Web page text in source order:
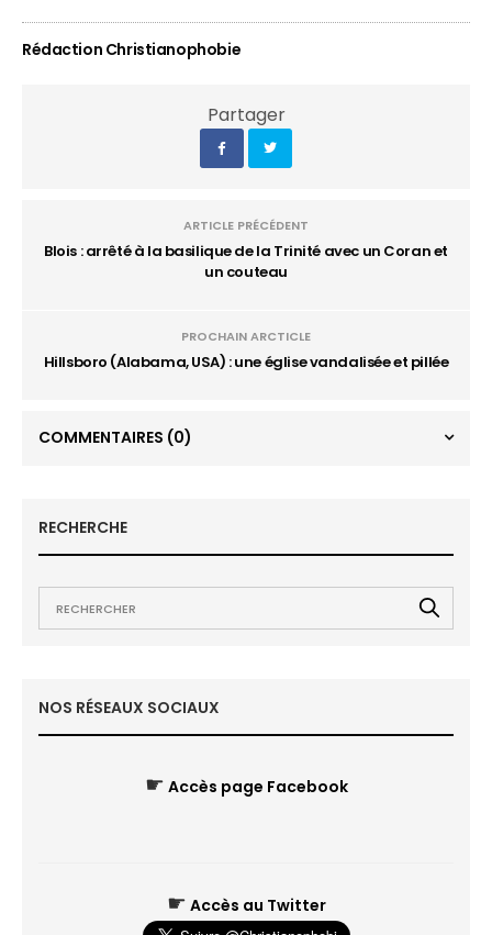
Rédaction Christianophobie
Partager
ARTICLE PRÉCÉDENT
Blois : arrêté à la basilique de la Trinité avec un Coran et
un couteau
PROCHAIN ARCTICLE
Hillsboro (Alabama, USA) : une église vandalisée et pillée
COMMENTAIRES (0)
RECHERCHE
NOS RÉSEAUX SOCIAUX
☛ Accès page Facebook
☛ Accès au Twitter